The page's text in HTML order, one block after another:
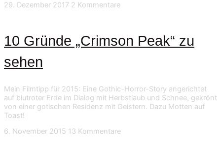
29. Dezember 2017 2 Kommentare
10 Gründe „Crimson Peak“ zu
sehen
Mein Filmtipp für 2015: Eine Gothic-Horror-Story angerichtet
auf blutroter Erde im Dialog mit Herbstlaub und Schnee, gekrönt
von einer gotischen Residenz mit Geistern. Dazu Motten auf
Toast!
6. November 2015 13 Kommentare